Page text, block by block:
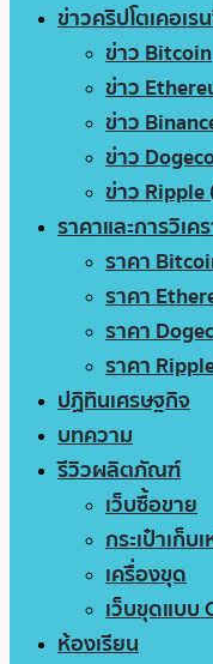
ข่าวคริปโตเคอเร
ข่าว Bitcoin
ข่าว
ข่าว
ข่าว
ข่าว Ripple
ราคาและการวิเค
ราคา
ราคา
ราคา
ราคา
ปฏิทินเศรษฐกิจ
บทความ
รีวิวผลิตภัณฑ์
เว็บซื้อขาย
กระเป๋าเก็บ
เครื่องขุด
เว็บขุดแบบ
ห้องเรียน